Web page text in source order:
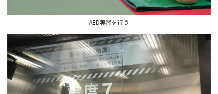
AED実習を行う